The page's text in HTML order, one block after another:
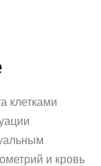
клетками
и кровь